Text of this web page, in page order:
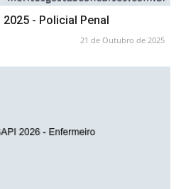
- Policial Penal
21 de Outubro de 2025